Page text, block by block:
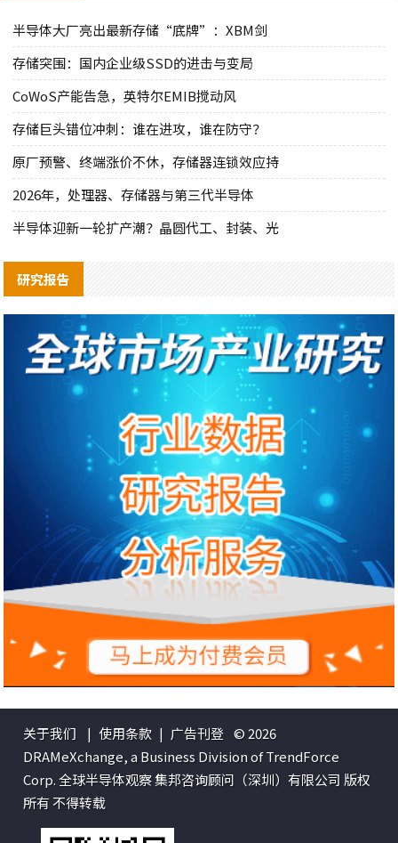
半导体大厂亮出最新存储“底牌”：XBM剑
存储突围：国内企业级SSD的进击与变局
CoWoS产能告急，英特尔EMIB搅动风
存储巨头错位冲刺：谁在进攻，谁在防守？
原厂预警、终端涨价不休，存储器连锁效应持
2026年，处理器、存储器与第三代半导体
半导体迎新一轮扩产潮？晶圆代工、封装、光
研究报告
关于我们 | 使用条款 | 广告刊登 © 2026
DRAMeXchange, a Business Division of TrendForce
Corp. 全球半导体观察 集邦咨询顾问（深圳）有限公司 版权
所有 不得转载